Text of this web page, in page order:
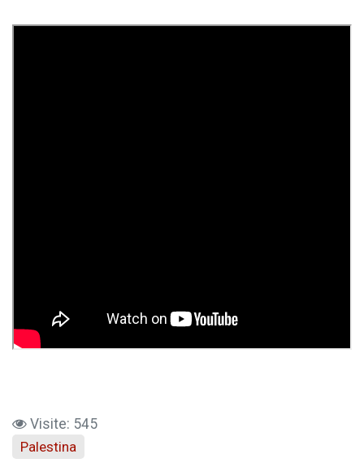
Visite: 545
Palestina